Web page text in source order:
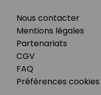
Nous contacter
Mentions légales
Partenariats
CGV
FAQ
Préférences cookies